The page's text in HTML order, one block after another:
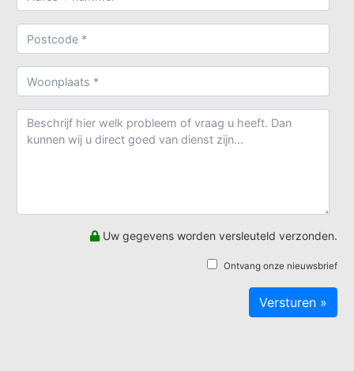
Uw gegevens worden versleuteld verzonden.
Ontvang onze nieuwsbrief